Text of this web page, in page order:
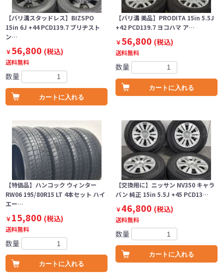
【バリ溝スタッドレス】BIZSPO
15in 6J +44 PCD139.7 ブリヂスト
ン…
￥56,800 (税込)
送料無料
数量
カートに入れる
【バリ溝 美品】PRODITA 15in 5.5J
+42 PCD139.7 ヨコハマ ア…
￥56,800 (税込)
送料無料
数量
カートに入れる
【特価品】ハンコック ウィンター
RW06 195/80R15 LT 4本セット ハイ
エー…
￥15,800 (税込)
送料無料
数量
カートに入れる
【交換用に】ニッサン NV350 キャラ
バン 純正 15in 5.5J +45 PCD13…
￥46,800 (税込)
送料無料
数量
カートに入れる